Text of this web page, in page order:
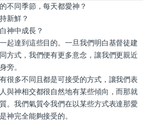
不同季節，每天都愛神？
新鮮？
神中成長？
起達到這些目的。一旦我們明白基督徒建
方式，我們便有更多意念，讓我們更親近
旁。
很多不同且都是可接受的方式，讓我們表
與神相交都很自然地有某些傾向，而那就
。我們氣質令我們在以某些方式表達那愛
神完全能夠接受的。